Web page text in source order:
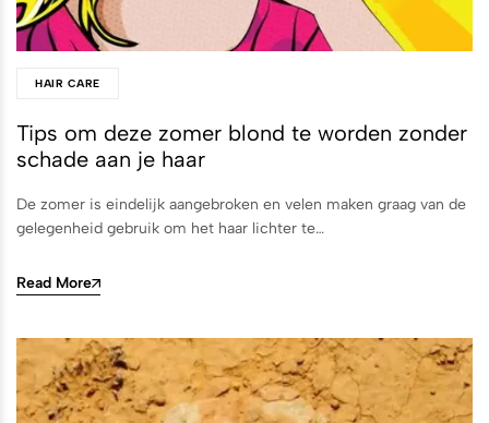
HAIR CARE
Tips om deze zomer blond te worden zonder
schade aan je haar
De zomer is eindelijk aangebroken en velen maken graag van de
gelegenheid gebruik om het haar lichter te…
Read More